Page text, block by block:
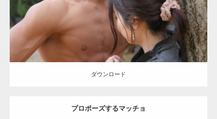
ダウンロード
プロポーズするマッチョ